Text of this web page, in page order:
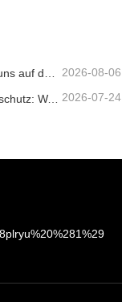
Offizielle Einladung: Besuchen Sie uns auf der GLEE 2026 Gartenparty im britischen Stil 2026-08-06
Metall-Pflanzkasten mit Gitter-Sichtschutz: Warum immer mehr globale Käufer chinesische OEM-Hersteller für Gartenprojekte im Freien wählen 2026-07-24